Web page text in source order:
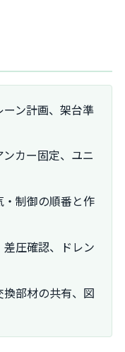
ン計画、架台準
カー固定、ユニ
制御の順番と作
圧確認、ドレン
部材の共有、図